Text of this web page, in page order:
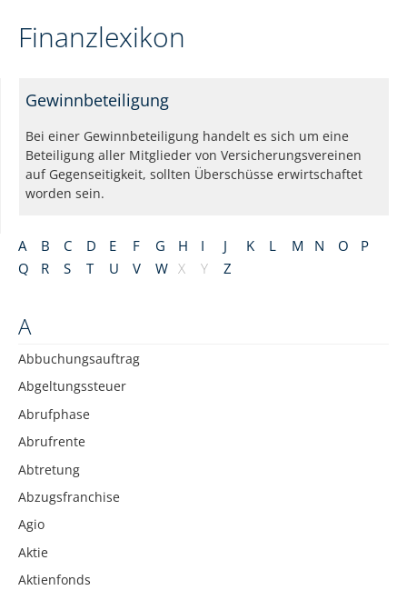
Finanzlexikon
A B C D E F G H I J K L M N O
P
Q
R S T U V W X Y Z
A
Abbuchungsauftrag
Abgeltungssteuer
Abrufphase
Abrufrente
Abtretung
Abzugsfranchise
Agio
Aktie
Aktienfonds
Gewinnbeteiligung
Bei einer Gewinnbeteiligung handelt es sich um eine
Beteiligung aller Mitglieder von Versicherungsvereinen
auf Gegenseitigkeit, sollten Überschüsse erwirtschaftet
worden sein.